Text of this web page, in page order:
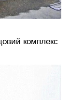
комплекс